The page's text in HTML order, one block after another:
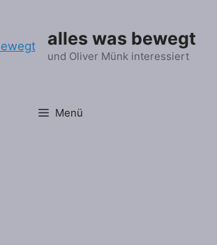
alles was bewegt
und Oliver Münk interessiert
Menü